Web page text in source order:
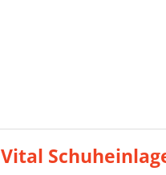
Vital